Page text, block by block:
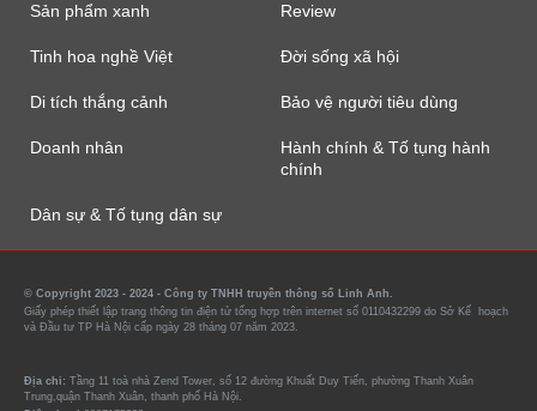
Sản phẩm xanh Review
Tinh hoa nghề Việt Đời sống xã hội
Di tích thắng cảnh Bảo vệ người tiêu dùng
Doanh nhân
Hành chính & Tố tụng hành
chính
Dân sự & Tố tụng dân sự
© Copyright 2023 - 2024 - Công ty TNHH truyền thông số Linh Anh.
Giấy phép thiết lập trang thông tin điện tử tổng hợp trên internet số 0110432299 do Sở Kế hoạch
và Đầu tư TP Hà Nội cấp ngày 28 tháng 07 năm 2023.
Địa chỉ: Tầng 11 toà nhà Zend Tower, số 12 đường Khuất Duy Tiến, phường Thanh Xuân
Trung,quận Thanh Xuân, thanh phố Hà Nội.